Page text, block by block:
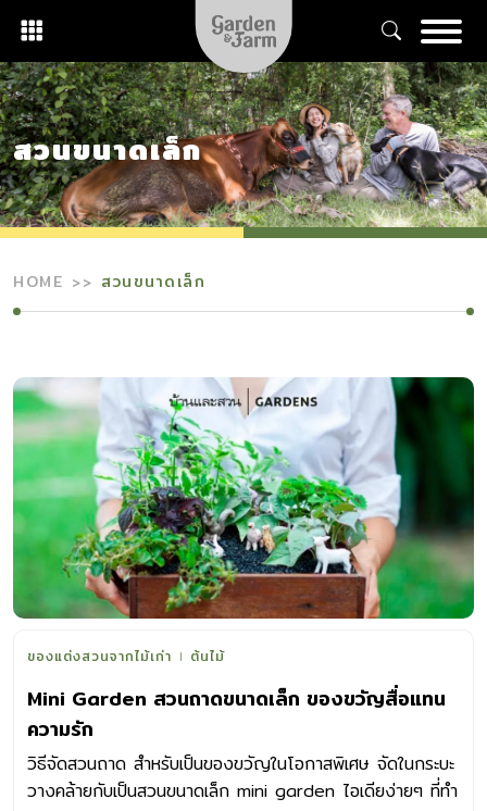
content
สวนขนาดเล็ก
HOME สวนขนาดเล็ก
ของแต่งสวนจากไม้เก่า ต้นไม้
Mini Garden สวนถาดขนาดเล็ก ของขวัญสื่อแทน
ความรัก
วิธีจัดสวนถาด สำหรับเป็นของขวัญในโอกาสพิเศษ จัดในกระบะ
วางคล้ายกับเป็นสวนขนาดเล็ก mini garden ไอเดียง่ายๆ ที่ทำ